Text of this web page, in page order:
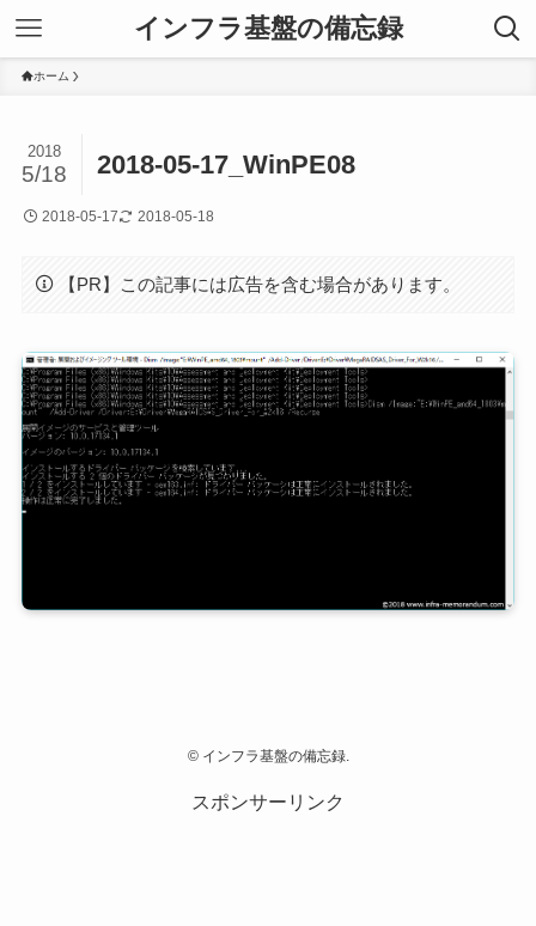
インフラ基盤の備忘録
ホーム
2018-05-17_WinPE08
2018
5/18
2018-05-17 2018-05-18
【PR】この記事には広告を含む場合があります。
©インフラ基盤の備忘録.
スポンサーリンク